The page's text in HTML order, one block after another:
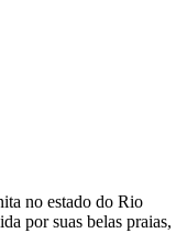
no estado do Rio
por suas belas praias,